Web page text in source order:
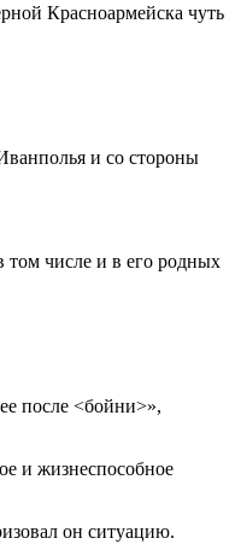
Красноармейска чуть
и со стороны
том числе и в его родных
после <бойни>»,
и жизнеспособное
он ситуацию.